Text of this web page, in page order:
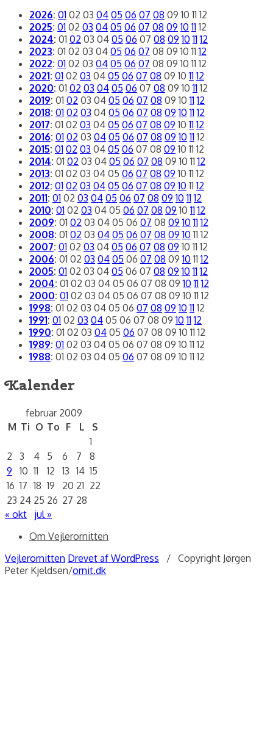
2026: 01 02 03 04 05 06 07 08 09 10 11 12
2025: 01 02 03 04 05 06 07 08 09 10 11 12
2024: 01 02 03 04 05 06 07 08 09 10 11 12
2023: 01 02 03 04 05 06 07 08 09 10 11 12
2022: 01 02 03 04 05 06 07 08 09 10 11 12
2021: 01 02 03 04 05 06 07 08 09 10 11 12
2020: 01 02 03 04 05 06 07 08 09 10 11 12
2019: 01 02 03 04 05 06 07 08 09 10 11 12
2018: 01 02 03 04 05 06 07 08 09 10 11 12
2017: 01 02 03 04 05 06 07 08 09 10 11 12
2016: 01 02 03 04 05 06 07 08 09 10 11 12
2015: 01 02 03 04 05 06 07 08 09 10 11 12
2014: 01 02 03 04 05 06 07 08 09 10 11 12
2013: 01 02 03 04 05 06 07 08 09 10 11 12
2012: 01 02 03 04 05 06 07 08 09 10 11 12
2011: 01 02 03 04 05 06 07 08 09 10 11 12
2010: 01 02 03 04 05 06 07 08 09 10 11 12
2009: 01 02 03 04 05 06 07 08 09 10 11 12
2008: 01 02 03 04 05 06 07 08 09 10 11 12
2007: 01 02 03 04 05 06 07 08 09 10 11 12
2006: 01 02 03 04 05 06 07 08 09 10 11 12
2005: 01 02 03 04 05 06 07 08 09 10 11 12
2004: 01 02 03 04 05 06 07 08 09 10 11 12
2000: 01 02 03 04 05 06 07 08 09 10 11 12
1998: 01 02 03 04 05 06 07 08 09 10 11 12
1991: 01 02 03 04 05 06 07 08 09 10 11 12
1990: 01 02 03 04 05 06 07 08 09 10 11 12
1989: 01 02 03 04 05 06 07 08 09 10 11 12
1988: 01 02 03 04 05 06 07 08 09 10 11 12
Kalender
februar 2009
M Ti O To F L
S
1
2
3 4 5 6 7
8
9
10 11 12 13 14 15
16 17 18 19 20 21 22
23 24 25 26 27 28
« okt
jul »
Om Vejlerornitten
Vejlerornitten Drevet af WordPress / Copyright Jørgen
Peter Kjeldsen/ornit.dk